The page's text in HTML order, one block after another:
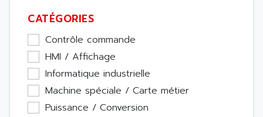
CATÉGORIES
Contrôle commande
HMI / Affichage
Informatique industrielle
Machine spéciale / Carte métier
Puissance / Conversion